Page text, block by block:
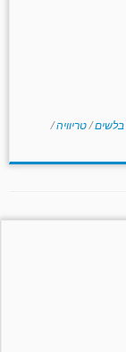
בלשים/טריוויה/